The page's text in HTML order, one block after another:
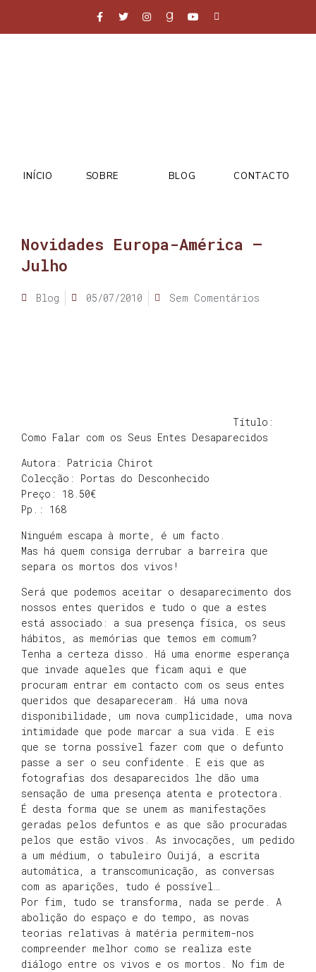
INÍCIO SOBRE BLOG CONTACTO
Novidades Europa-América –
Julho
Blog 05/07/2010 Sem Comentários
Título:
Como Falar com os Seus Entes Desaparecidos
Autora: Patricia Chirot
Colecção: Portas do Desconhecido
Preço: 18.50€
Pp.: 168
Ninguém escapa à morte, é um facto.
Mas há quem consiga derrubar a barreira que
separa os mortos dos vivos!
Será que podemos aceitar o desaparecimento dos
nossos entes queridos e tudo o que a estes
está associado: a sua presença física, os seus
hábitos, as memórias que temos em comum?
Tenha a certeza disso. Há uma enorme esperança
que invade aqueles que ficam aqui e que
procuram entrar em contacto com os seus entes
queridos que desapareceram. Há uma nova
disponibilidade, um nova cumplicidade, uma nova
intimidade que pode marcar a sua vida. E eis
que se torna possível fazer com que o defunto
passe a ser o seu confidente. E eis que as
fotografias dos desaparecidos lhe dão uma
sensação de uma presença atenta e protectora.
É desta forma que se unem as manifestações
geradas pelos defuntos e as que são procuradas
pelos que estão vivos. As invocações, um pedido
a um médium, o tabuleiro Ouijá, a escrita
automática, a transcomunicação, as conversas
com as aparições, tudo é possível…
Por fim, tudo se transforma, nada se perde. A
abolição do espaço e do tempo, as novas
teorias relativas à matéria permitem-nos
compreender melhor como se realiza este
diálogo entre os vivos e os mortos. No fim de